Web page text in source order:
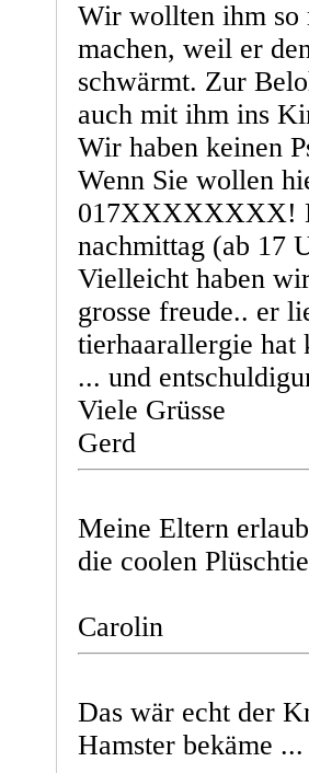
Wir wollten ihm so
machen, weil er
schwärmt. Zur
auch mit ihm ins
Wir haben keinen
Wenn Sie wollen
017XXXXXXXX!
nachmittag (ab 17
Vielleicht haben
grosse freude.. er
tierhaarallergie hat
... und
Viele Grüsse
Gerd
Meine Eltern
die coolen
Carolin
Das wär echt der
Hamster bekäme ...